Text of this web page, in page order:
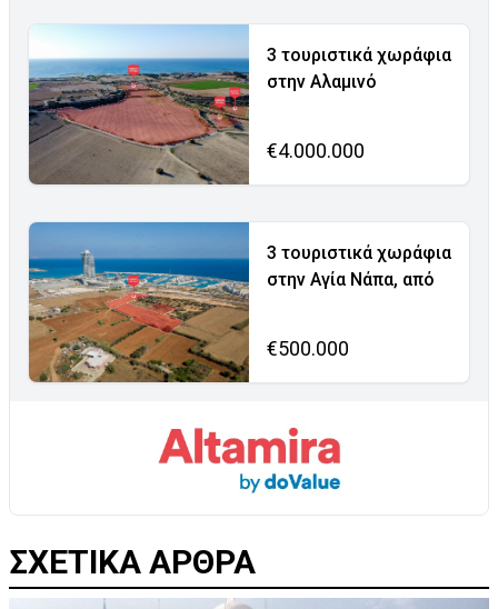
3 τουριστικά χωράφια
στην Αλαμινό
€4.000.000
3 τουριστικά χωράφια
στην Αγία Νάπα, από
€500.000
ΣΧΕΤΙΚΑ ΑΡΘΡΑ